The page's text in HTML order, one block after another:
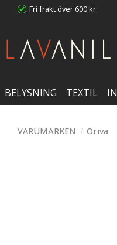
Fri frakt över 600 kr
BELYSNING TEXTIL
VARUMÄRKEN Oriva